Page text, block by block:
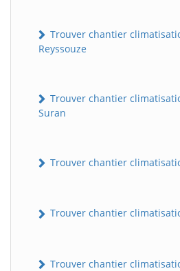
Trouver chantier
Reyssouze
Trouver chantier
Suran
Trouver chantier
Trouver chantier
Trouver chantier